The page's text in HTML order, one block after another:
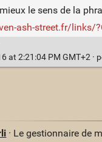
le sens de la
ash-street.fr/links/
at 2:21:04 PM GMT+2 ·
· Le gestionnaire de